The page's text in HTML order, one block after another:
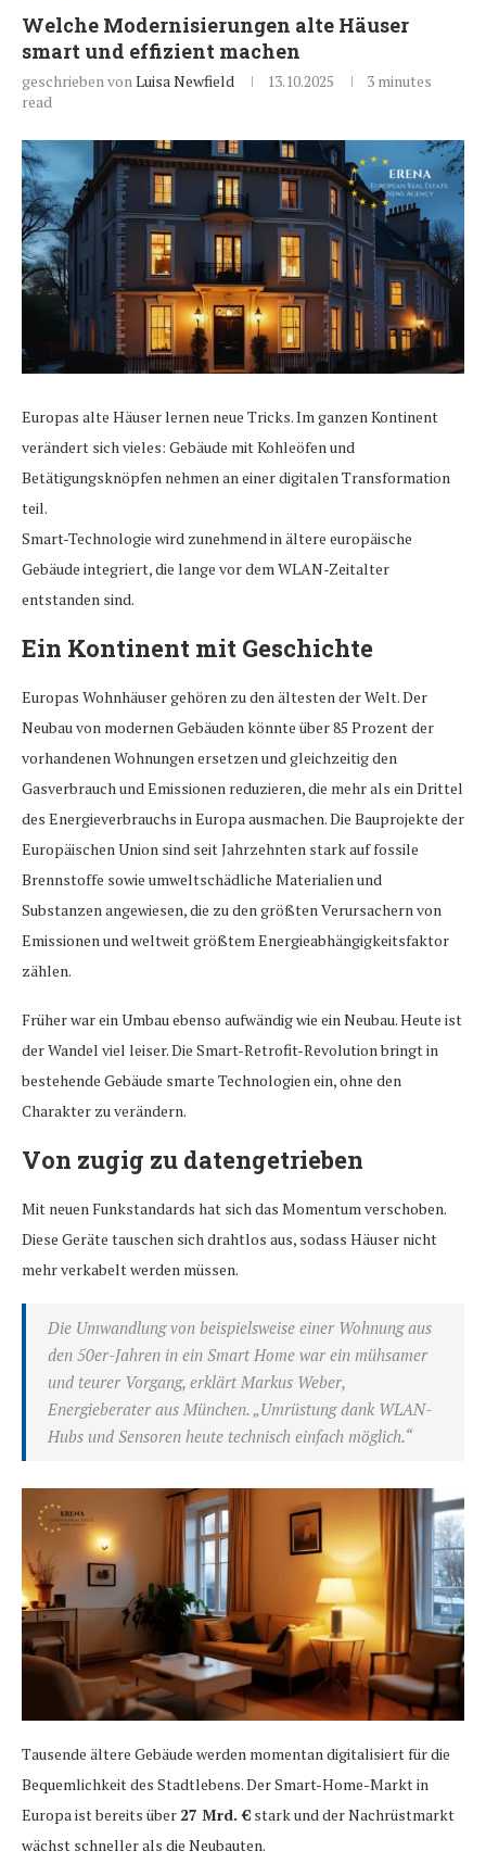
Welche Modernisierungen alte Häuser
smart und effizient machen
geschrieben vonLuisa Newfield 13.10.2025
3 minutes
read
Europas alte Häuser lernen neue Tricks. Im ganzen Kontinent
verändert sich vieles: Gebäude mit Kohleöfen und
Betätigungsknöpfen nehmen an einer digitalen Transformation
teil.
Smart-Technologie wird zunehmend in ältere europäische
Gebäude integriert, die lange vor dem WLAN-Zeitalter
entstanden sind.
Ein Kontinent mit Geschichte
Europas Wohnhäuser gehören zu den ältesten der Welt. Der
Neubau von modernen Gebäuden könnte über 85 Prozent der
vorhandenen Wohnungen ersetzen und gleichzeitig den
Gasverbrauch und Emissionen reduzieren, die mehr als ein Drittel
des Energieverbrauchs in Europa ausmachen. Die Bauprojekte der
Europäischen Union sind seit Jahrzehnten stark auf fossile
Brennstoffe sowie umweltschädliche Materialien und
Substanzen angewiesen, die zu den größten Verursachern von
Emissionen und weltweit größtem Energieabhängigkeitsfaktor
zählen.
Früher war ein Umbau ebenso aufwändig wie ein Neubau. Heute ist
der Wandel viel leiser. Die Smart-Retrofit-Revolution bringt in
bestehende Gebäude smarte Technologien ein, ohne den
Charakter zu verändern.
Von zugig zu datengetrieben
Mit neuen Funkstandards hat sich das Momentum verschoben.
Diese Geräte tauschen sich drahtlos aus, sodass Häuser nicht
mehr verkabelt werden müssen.
Die Umwandlung von beispielsweise einer Wohnung aus
den 50er-Jahren in ein Smart Home war ein mühsamer
und teurer Vorgang, erklärt Markus Weber,
Energieberater aus München. „Umrüstung dank WLAN-
Hubs und Sensoren heute technisch einfach möglich.“
Tausende ältere Gebäude werden momentan digitalisiert für die
Bequemlichkeit des Stadtlebens. Der Smart-Home-Markt in
Europa ist bereits über 27 Mrd. € stark und der Nachrüstmarkt
wächst schneller als die Neubauten.